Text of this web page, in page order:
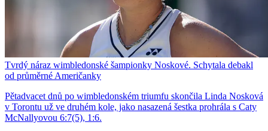
Tvrdý náraz wimbledonské šampionky Noskové. Schytala debakl
od průměrné Američanky
Pětadvacet dnů po wimbledonském triumfu skončila Linda Nosková
v Torontu už ve druhém kole, jako nasazená šestka prohrála s Caty
McNallyovou 6:7(5), 1:6.